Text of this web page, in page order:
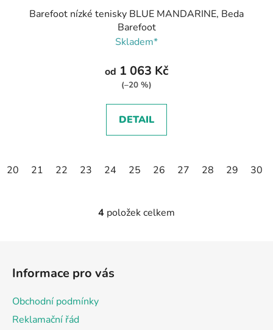
Barefoot nízké tenisky BLUE MANDARINE, Beda
Barefoot
Skladem*
od 1 063 Kč
(–20 %)
DETAIL
20 21 22 23 24 25 26 27 28 29 30
O
4 položek celkem
Informace pro vás
Obchodní podmínky
Reklamační řád